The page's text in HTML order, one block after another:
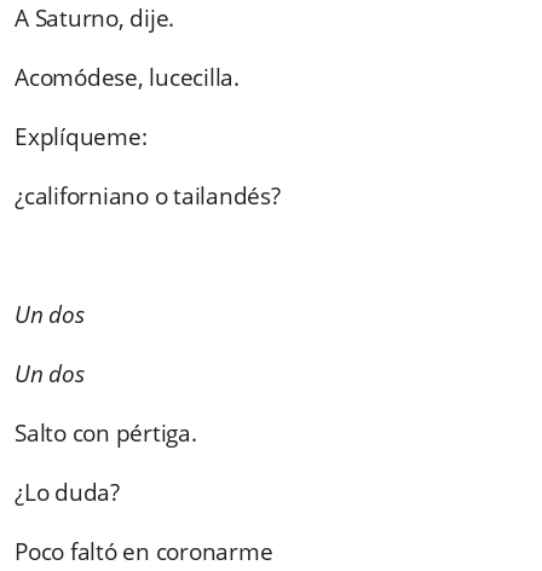
A Saturno, dije.
Acomódese, lucecilla.
Explíqueme:
¿californiano o tailandés?
Un dos
Un dos
Salto con pértiga.
¿Lo duda?
Poco faltó en coronarme